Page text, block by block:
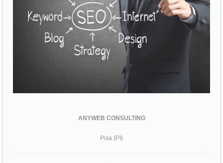
ANYWEB CONSULTING
Pisa (PI)